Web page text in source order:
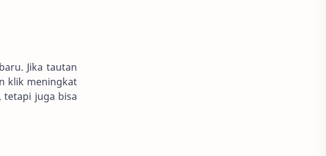
Jika tautan
klik meningkat
tetapi juga bisa